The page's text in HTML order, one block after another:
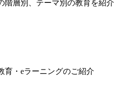
層別、テーマ別の教育を紹介
育・eラーニングのご紹介